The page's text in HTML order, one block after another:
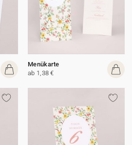
Menükarte
ab 1,38 €